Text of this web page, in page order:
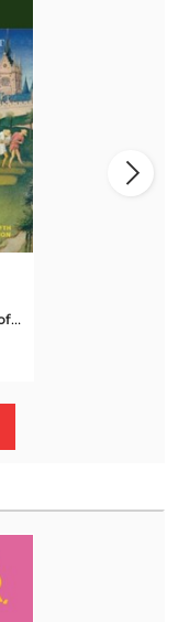
Bennett, Judith M. (Professor Emerita, Professor Emerita, University of Southern California, University of North Carolina at Chapel Hill)-Bardsley, Sandy (Professor, Professor, Moravian College)